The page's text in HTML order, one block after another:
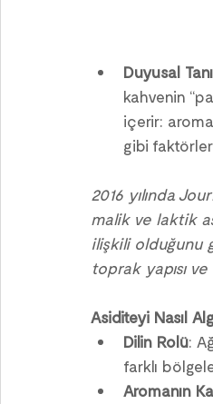
Duyusal
kahvenin
içerir:
gibi
2016 yılında
malik ve laktik
ilişkili olduğunu
toprak yapısı
Asiditeyi Nasıl
Dilin Rolü:
farklı
Aromanın